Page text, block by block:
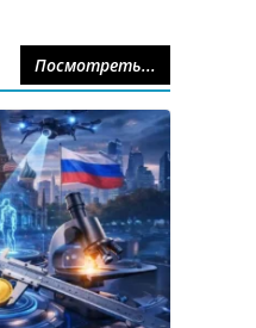
Посмотреть...